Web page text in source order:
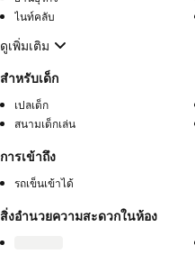
ไนท์คลับ
ดูเพิ่มเติม
สำหรับเด็ก
เปลเด็ก
สนามเด็กเล่น
การเข้าถึง
รถเข็นเข้าได้
สิ่งอำนวยความสะดวกในห้อง